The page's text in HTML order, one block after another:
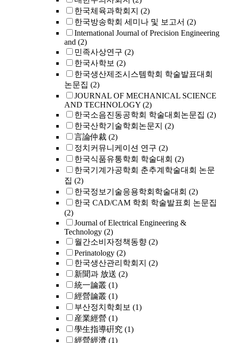
한국체육과학회지 (2)
한국방송학회 세미나 및 보고서 (2)
International Journal of Precision Engineering
and (2)
민족사상연구 (2)
한국사학보 (2)
한국생산제조시스템학회 학술발표대회
논문집 (2)
JOURNAL OF MECHANICAL SCIENCE
AND TECHNOLOGY (2)
한국소음진동공학회 학술대회논문집 (2)
한국산학기술학회논문지 (2)
言論仲裁 (2)
정치커뮤니케이션 연구 (2)
한국식품유통학회 학술대회 (2)
한국기계가공학회 춘추계학술대회 논문
집 (2)
한국정보기술응용학회학술대회 (2)
한국 CAD/CAM 학회 학술발표회 논문집
(2)
Journal of Electrical Engineering &
Technology (2)
월간소비자정책동향 (2)
Perinatology (2)
한국생산관리학회지 (2)
新聞과 放送 (2)
統一論叢 (1)
經營論叢 (1)
부산정치학회보 (1)
産業經營 (1)
學生指導硏究 (1)
經營經濟 (1)